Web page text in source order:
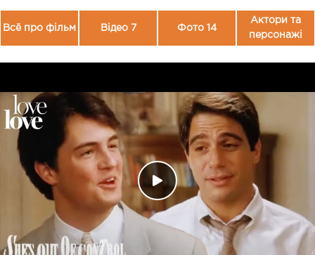
Всё про фільм Відео 7 Фото 14
Актори та
персонажі